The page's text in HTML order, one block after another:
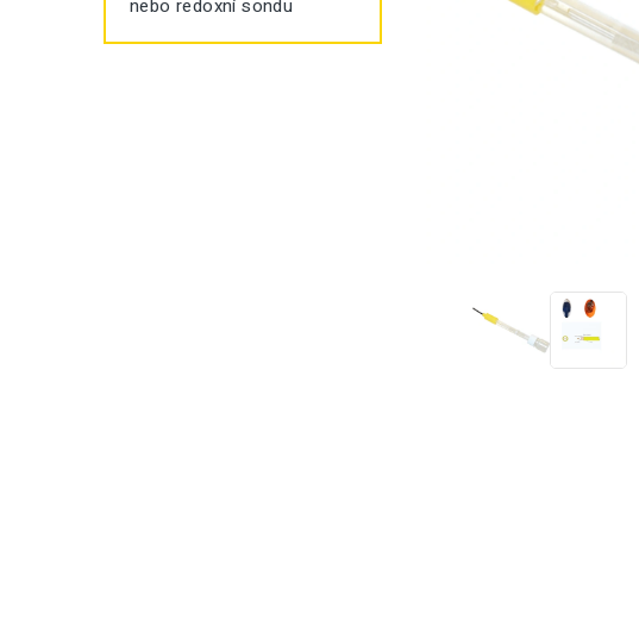
nebo redoxní sondu